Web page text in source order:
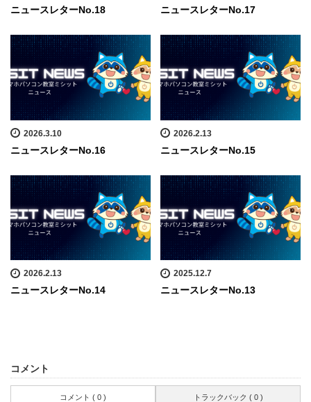
ニュースレターNo.18 ニュースレターNo.17
2026.3.10
ニュースレターNo.16
2026.2.13
ニュースレターNo.15
2026.2.13
ニュースレターNo.14
2025.12.7
ニュースレターNo.13
コメント
コメント ( 0 ) トラックバック ( 0 )